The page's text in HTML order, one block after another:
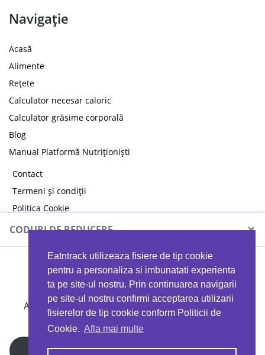
Eatntrack utilizeaza fisiere de tip cookie
pentru a personaliza si imbunatati experienta
ta pe site-ul nostru. Prin continuarea navigarii
pe site-ul nostru confirmi acceptarea utilizarii
fisierelor de tip cookie conform Politicii de
Cookie. Afla mai multe
Navigație
Acasă
Alimente
Rețete
Calculator necesar caloric
Calculator grăsime corporală
Blog
Manual Platformă Nutriționiști
Contact
Termeni și condiții
Politica Cookie
Politica de confidențialitate
CODURI DE REDUCERE ×
MYPROTEIN
Ai 40%reducere la orice comandă folosind codul
EATTRACK
Profită acum